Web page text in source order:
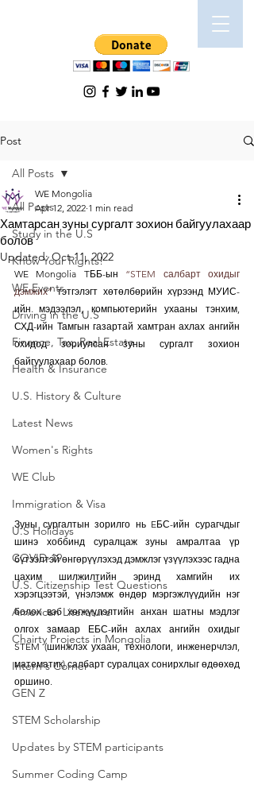
Post
All Posts
Study in the U.S
Know Your Rights!
WE Events
Driving in the U.S
Finance, Tax, Real Estate
Health & Insurance
U.S. History & Culture
Latest News
Women's Rights
WE Club
Immigration & Visa
U.S Holidays
COVID-19
U.S. Citizenship Test Questions
American Literature
Chairty Projects in Mongolia
Intern's Corner
GEN Z
STEM Scholarship
Updates by STEM participants
Summer Coding Camp
All Posts
Хамтарсан зуны сургалт зохион байгуулахаар
болов
WE Mongolia
Apr 12, 2022 1 min read
Updated:Oct 11, 2022
WE Mongolia TББ-ын “STEM салбарт охидыг
дэмжих” тэтгэлэгт хөтөлбөрийн хүрээнд МУИС-
ийн мэдээлэл, компьютерийн ухааны тэнхим,
СХД-ийн Тамгын газартай хамтран ахлах ангийн
охидод зориулсан зуны сургалт зохион
байгуулахаар болов.
Зуны сургалтын зорилго нь EБС-ийн сурагчдыг
шинэ хоббинд суралцаж зуны амралтаа үр
бүтээлтэй өнгөрүүлэхэд дэмжлэг үзүүлэхээс гадна
цахим шилжилтийн эринд хамгийн их
хэрэгцээтэй, үнэлэмж өндөр мэргэжлүүдийн нэг
болох вэб хөгжүүлэлтийн анхан шатны мэдлэг
олгох замаар ЕБС-ийн ахлах ангийн охидыг
STEM (шинжлэх ухаан, технологи, инженерчлэл,
математик) салбарт суралцах сонирхлыг өдөөхөд
оршино.